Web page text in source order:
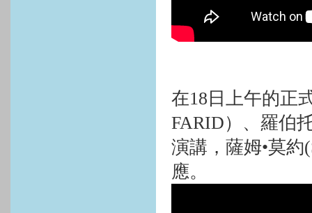
在18 日上午的正
FARID）、羅伯
演講，薩姆•莫約
應。